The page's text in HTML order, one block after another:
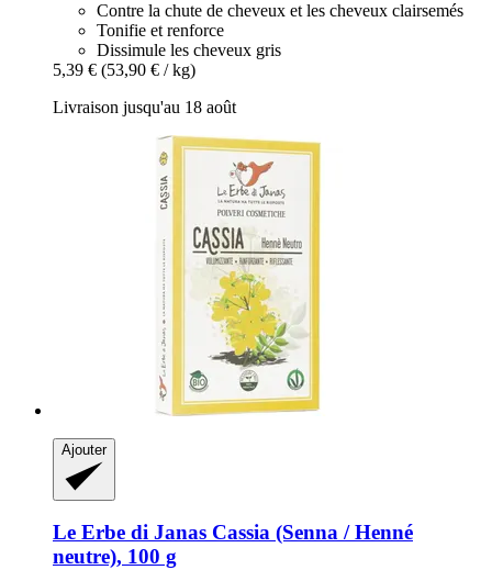
Contre la chute de cheveux et les cheveux clairsemés
Tonifie et renforce
Dissimule les cheveux gris
5,39 € (53,90 € / kg)
Livraison jusqu'au 18 août
Ajouter
Le Erbe di Janas Cassia (Senna / Henné
neutre), 100 g